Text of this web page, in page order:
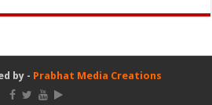
by - Prabhat Media Creations